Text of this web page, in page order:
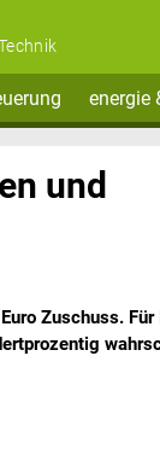
energie
und
Zuschuss.